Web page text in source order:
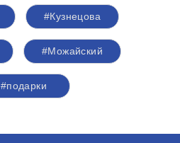
#Кузнецова
#Можайский
#подарки